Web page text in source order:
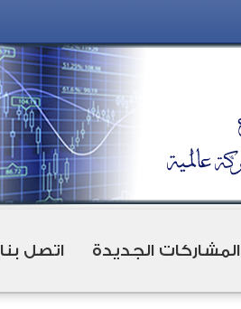
المشاركات الجديدة اتصل بنا